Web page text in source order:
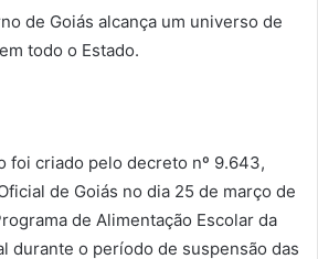
de Goiás alcança um universo de
todo o Estado.
foi criado pelo decreto nº 9.643,
de Goiás no dia 25 de março de
de Alimentação Escolar da
durante o período de suspensão das